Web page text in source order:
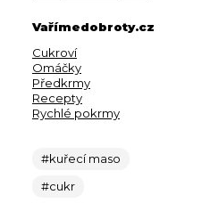
Vařímedobroty.cz
Cukroví
Omáčky
Předkrmy
Recepty
Rychlé pokrmy
#kuřecí maso
#cukr